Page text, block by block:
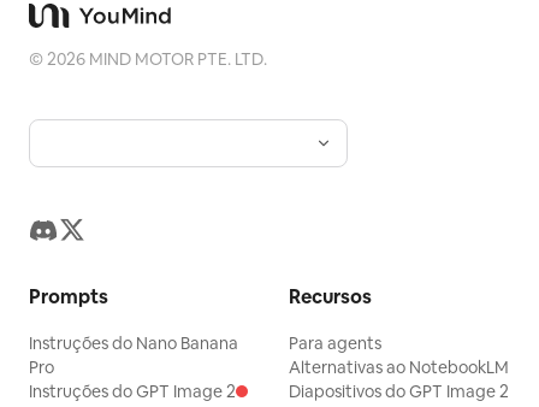
©2026 MIND MOTOR PTE. LTD.
Prompts
Instruções do Nano Banana
Pro
Instruções do GPT Image 2
Recursos
Para agents
Alternativas ao NotebookLM
Diapositivos do GPT Image 2